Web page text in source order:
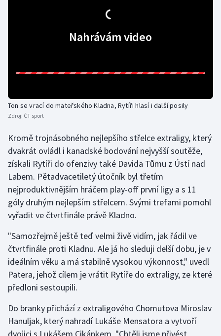
Motorsport
Parasport
Plavání
Plážový volejbal
Ragby
Rychlobruslení
Rychlostní kanoistika
Short track
Sportovní střelba
Stolní tenis
Triatlon
Nahrávám video
Ton se vrací do mateřského Kladna, Rytíři hlasí i další posily
Zdroj: ČT sport
Kromě trojnásobného nejlepšího střelce extraligy, který
dvakrát ovládl i kanadské bodování nejvyšší soutěže,
získali Rytíři do ofenzivy také Davida Tůmu z Ústí nad
Labem. Pětadvacetiletý útočník byl třetím
nejproduktivnějším hráčem play-off první ligy a s 11
góly druhým nejlepším střelcem. Svými trefami pomohl
vyřadit ve čtvrtfinále právě Kladno.
"Samozřejmě ještě teď velmi živě vidím, jak řádil ve
čtvrtfinále proti Kladnu. Ale já ho sleduji delší dobu, je v
ideálním věku a má stabilně vysokou výkonnost," uvedl
Patera, jehož cílem je vrátit Rytíře do extraligy, ze které
předloni sestoupili.
Do branky přichází z extraligového Chomutova Miroslav
Hanuljak, který nahradí Lukáše Mensatora a vytvoří